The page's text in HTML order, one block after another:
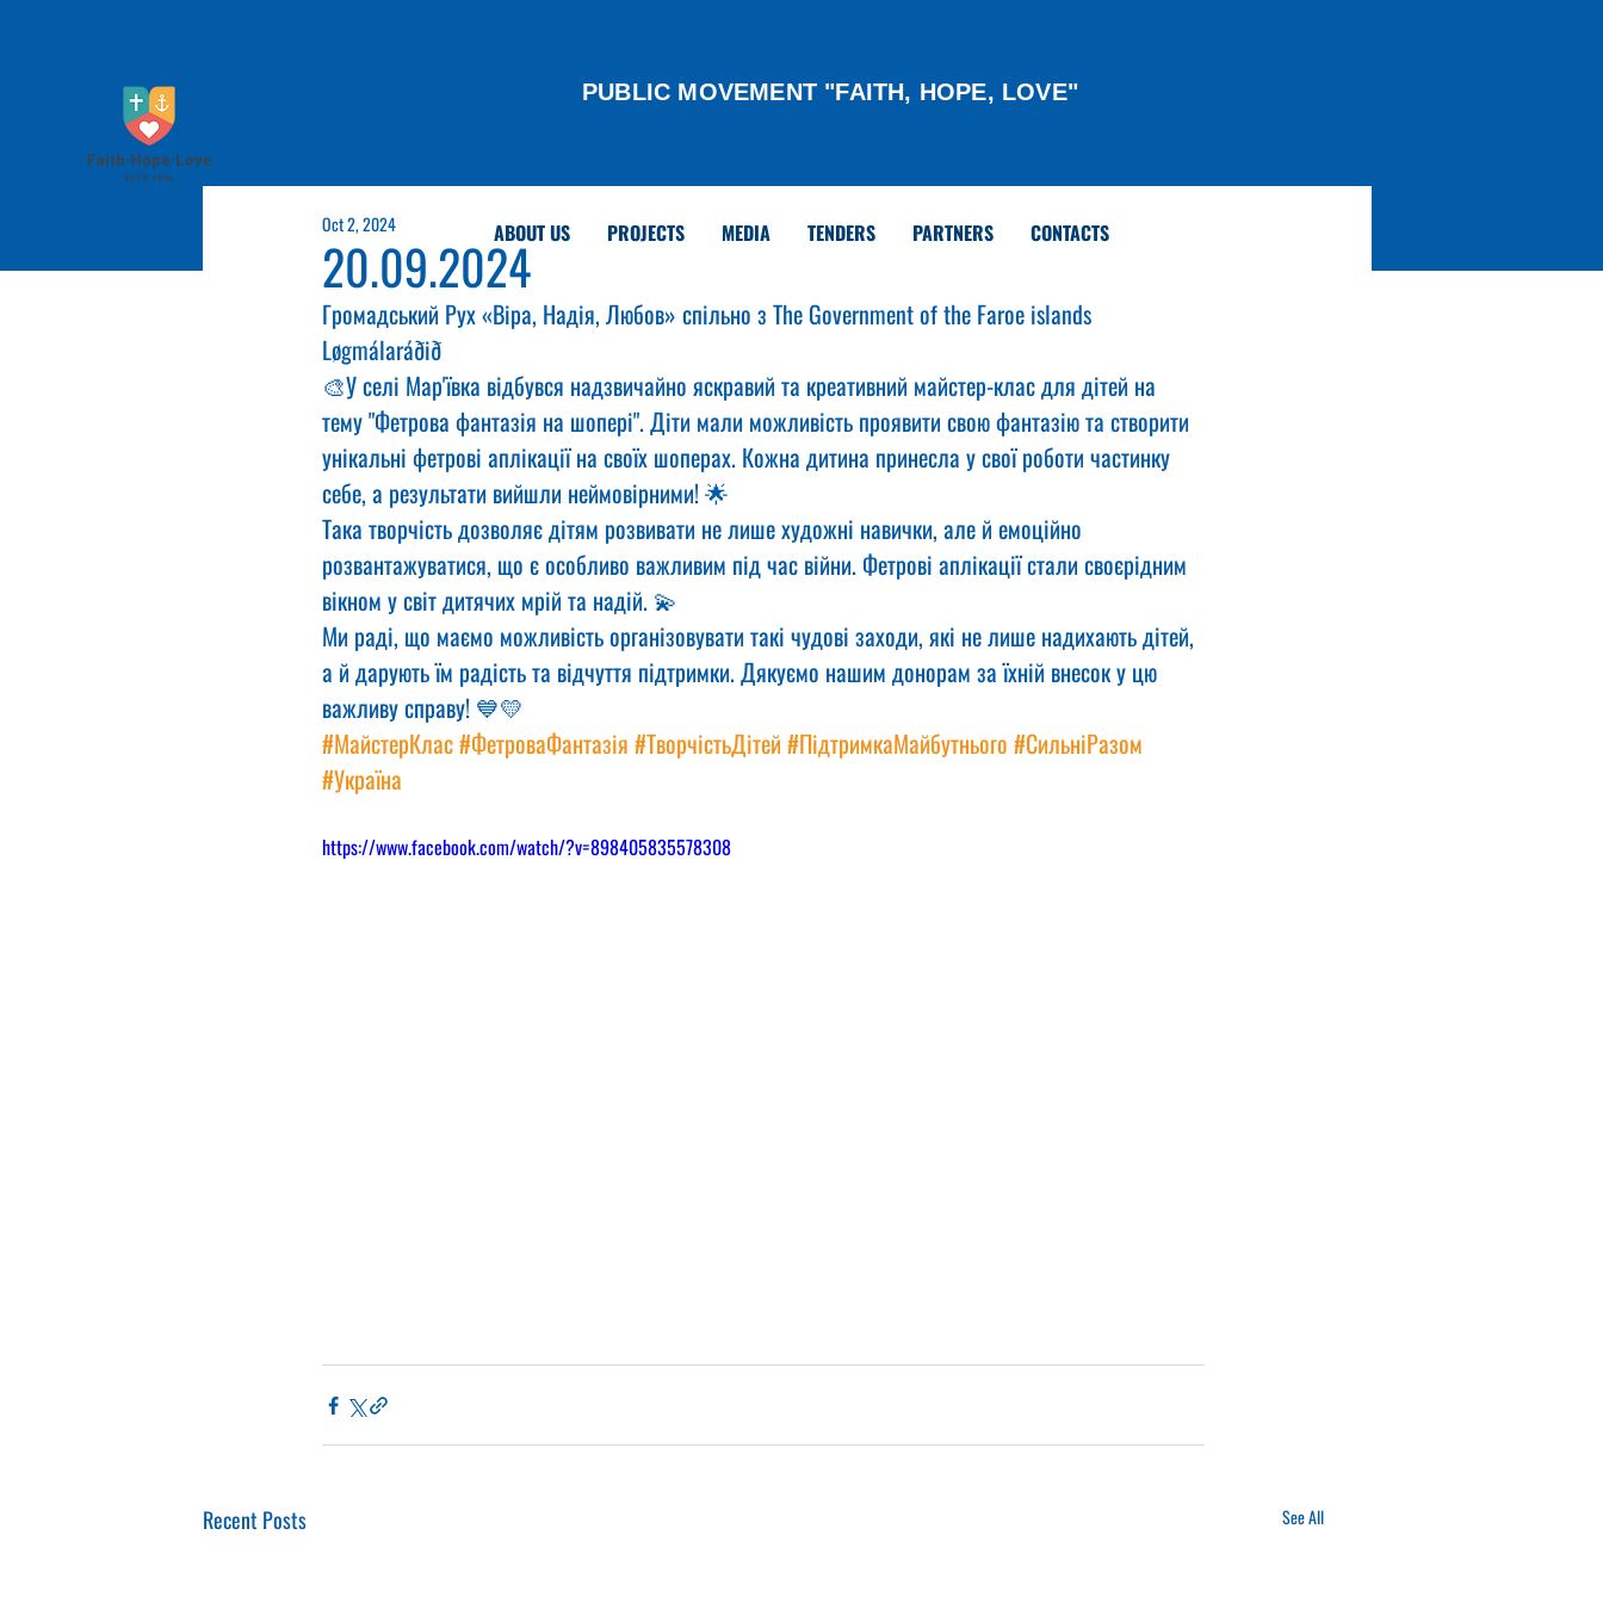
PUBLIC MOVEMENT "FAITH, HOPE, LOVE"
ABOUT US PROJECTS MEDIA TENDERS PARTNERS CONTACTS
20.09.2024
Oct 2, 2024
Громадський Рух «Віра, Надія, Любов» спільно з The Government of the Faroe islands
Løgmálaráðið
🎨У селі Мар'ївка відбувся надзвичайно яскравий та креативний майстер-клас для дітей на
тему "Фетрова фантазія на шопері". Діти мали можливість проявити свою фантазію та створити
унікальні фетрові аплікації на своїх шоперах. Кожна дитина принесла у свої роботи частинку
себе, а результати вийшли неймовірними! 🌟
Така творчість дозволяє дітям розвивати не лише художні навички, але й емоційно
розвантажуватися, що є особливо важливим під час війни. Фетрові аплікації стали своєрідним
вікном у світ дитячих мрій та надій. 💫
Ми раді, що маємо можливість організовувати такі чудові заходи, які не лише надихають дітей,
а й дарують їм радість та відчуття підтримки. Дякуємо нашим донорам за їхній внесок у цю
важливу справу! 💙💛
#МайстерКлас#ФетроваФантазія #ТворчістьДітей #ПідтримкаМайбутнього #СильніРазом
#Україна
https://www.facebook.com/watch/?v=898405835578308
Recent Posts See All